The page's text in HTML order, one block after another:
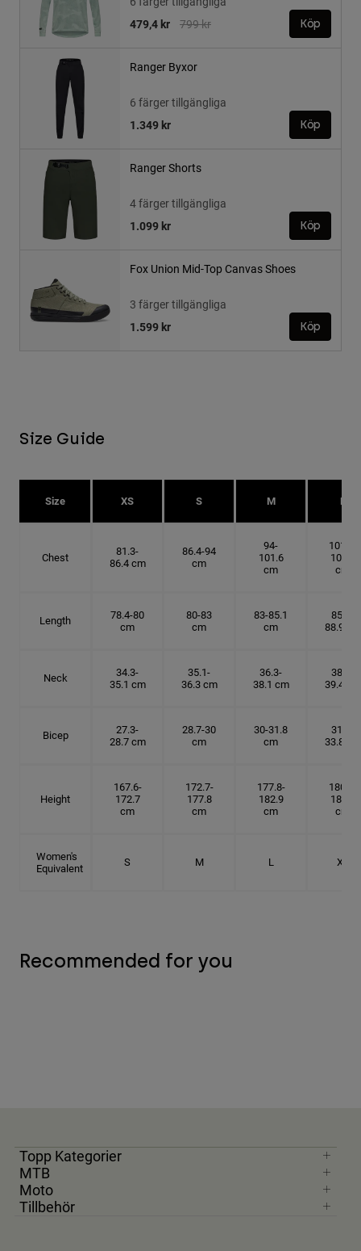
Price reduced from
799 krto
479,4 kr Köp
Ranger Byxor
6 färger tillgängliga
1.349 kr
Köp
Ranger Shorts
4 färger tillgängliga
1.099 kr
Köp
Fox Union Mid-Top Canvas Shoes
3 färger tillgängliga
1.599 kr
Köp
Size Guide
Size XS S M L
Chest
81.3-
86.4 cm
86.4-94
cm
94-
101.6
cm
101.6-
109.2
cm
Length
78.4-80
cm
80-83
cm
83-85.1
cm
85.1-
88.9 cm
Neck
34.3-
35.1 cm
35.1-
36.3 cm
36.3-
38.1 cm
38.1-
39.4 cm
Bicep
27.3-
28.7 cm
28.7-30
cm
30-31.8
cm
31.8-
33.8 cm
Height
167.6-
172.7
cm
172.7-
177.8
cm
177.8-
182.9
cm
180.3-
185.5
cm
Women's
Equivalent
S M L XL
Recommended for you
Topp Kategorier
MTB
Moto
Tillbehör